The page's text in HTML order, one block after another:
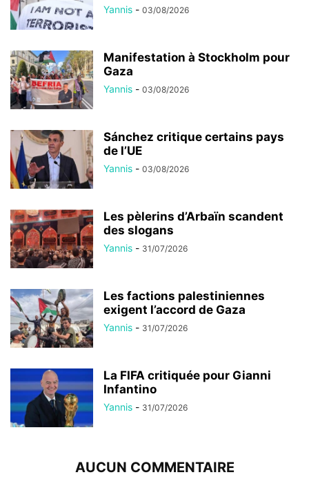
Yannis - 03/08/2026
Manifestation à Stockholm pour
Gaza
Yannis - 03/08/2026
Sánchez critique certains pays
de l’UE
Yannis - 03/08/2026
Les pèlerins d’Arbaïn scandent
des slogans
Yannis - 31/07/2026
Les factions palestiniennes
exigent l’accord de Gaza
Yannis - 31/07/2026
La FIFA critiquée pour Gianni
Infantino
Yannis - 31/07/2026
AUCUN COMMENTAIRE